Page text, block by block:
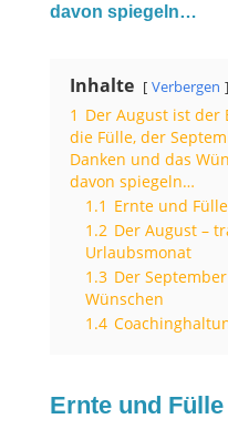
davon spiegeln…
Inhalte Verbergen
1 Der August ist
die Fülle, der
Danken und das
davon spiegeln…
1.1 Ernte und
1.2 Der August –
Urlaubsmonat
1.3 Der
Wünschen
1.4
Ernte und